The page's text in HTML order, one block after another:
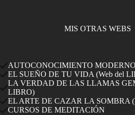
MIS OTRAS WEBS
AUTOCONOCIMIENTO
EL SUEÑO DE TU VIDA (Web del
LA VERDAD DE LAS LLAMAS
LIBRO)
EL ARTE DE CAZAR LA SOMBRA
CURSOS DE MEDITACIÓN